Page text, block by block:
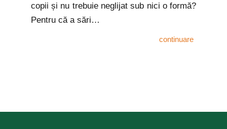
copii și nu trebuie neglijat sub nici o formă?
Pentru că a sări…
continuare